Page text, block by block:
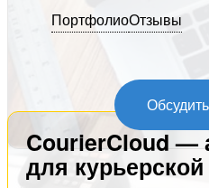
ПортфолиоОтзывы
CourierCloud —
для курьерской